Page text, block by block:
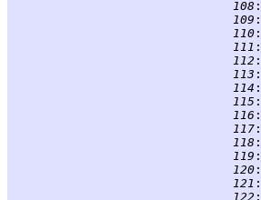
108 :
109 :
110 :
111 :
112 :
113 :
114 :
115 :
116 :
117 :
118 :
119 :
120 :
121 :
122 :